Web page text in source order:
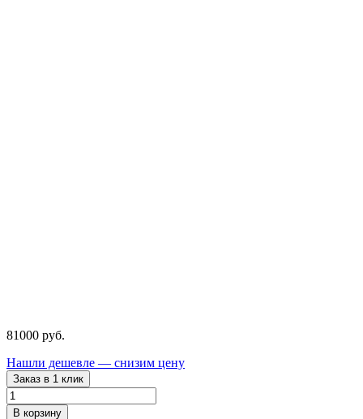
81000 руб.
Нашли дешевле — снизим цену
Заказ в 1 клик
Количество
товара
В корзину